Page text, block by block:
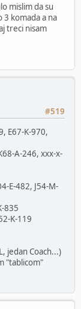
mislim da su
3 komada a na
treci nisam
#519
E67-K-970,
A-246, xxx-x-
E-482, J54-M-
835
K-119
jedan Coach...)
"tablicom"